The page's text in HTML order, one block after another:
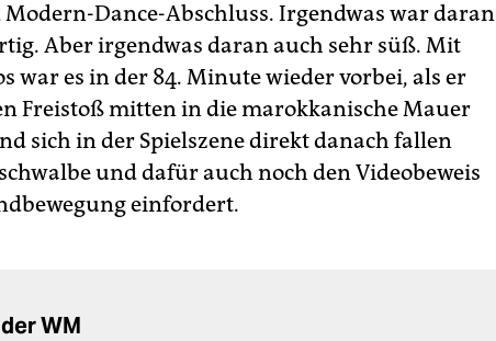
Dance-Abschluss. Irgendwas war daran
Aber irgendwas daran auch sehr süß. Mit
war es in der 84. Minute wieder vorbei, als er
Freistoß mitten in die marokkanische Mauer
sich in der Spielszene direkt danach fallen
und dafür auch noch den Videobeweis
einfordert.
WM